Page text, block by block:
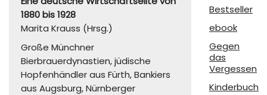
1880 bis 1928
Marita Krauss (Hrsg.)
Große Münchner
Bierbrauerdynastien, jüdische
Hopfenhändler aus Fürth, Bankiers
aus Augsburg, Nürnberger
Bestseller
ebook
Gegen
das
Vergessen
Kinderbuch